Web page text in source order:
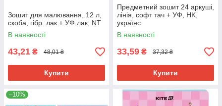
Зошит для малювання, 12 л,
скоба, гібр. лак + УФ лак, NT
В наявності
43,21 ₴ 48,01 ₴
Купити
Предметний зошит 24 аркуші,
лінія, софт тач + УФ, HK,
українс
В наявності
33,59 ₴ 37,32 ₴
Купити
–10%